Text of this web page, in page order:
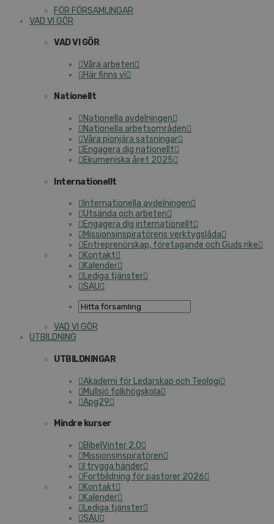
FÖR FÖRSAMLINGAR
VAD VI GÖR
VAD VI GÖR
Våra arbeten
Här finns vi
Nationellt
Nationella avdelningen
Nationella arbetsområden
Våra pionjära satsningar
Engagera dig nationellt
Ekumeniska året 2025
Internationellt
Internationella avdelningen
Utsända och arbeten
Engagera dig internationellt
Missionsinspiratörens verktygslåda
Entreprenörskap, företagande och Guds rike
Kontakt
Kalender
Lediga tjänster
SAU
VAD VI GÖR
UTBILDNING
UTBILDNINGAR
Akademi för Ledarskap och Teologi
Mullsjö folkhögskola
Apg29
Mindre kurser
BibelVinter 2.0
Missionsinspiratören
I trygga händer
Fortbildning för pastorer 2026
Kontakt
Kalender
Lediga tjänster
SAU